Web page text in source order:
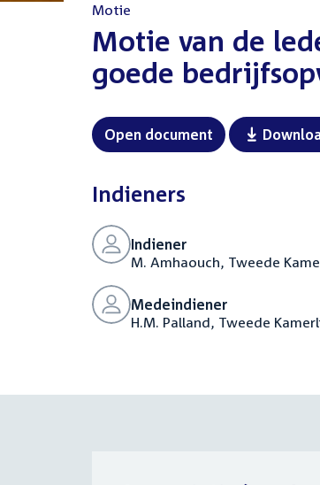
Motie
:Motie van de
goede
Open document
Indieners
Indiener
M. Amhaouch, Tweede
Medeindiener
H.M. Palland, Tweede